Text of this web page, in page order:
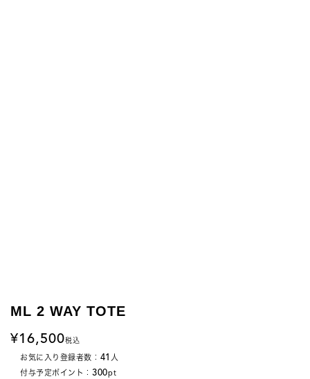
ML 2 WAY TOTE
16,500税込
お気に入り登録者数： 41 人
付与予定ポイント： 300pt